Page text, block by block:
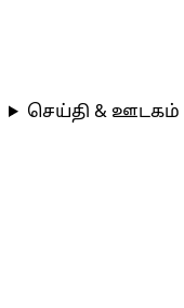
செய்தி & ஊடகம்